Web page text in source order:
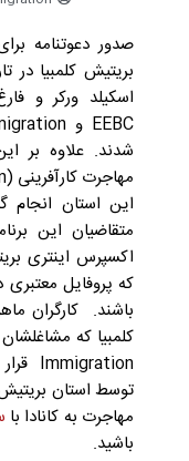
اسکیلد ورکر و
شدند. علاوه بر
این استان انجام
متقاضیان این برنامه
اکسپرس اینتری
که پروفایل
باشند. کارگران
توسط استان
مهاجرت به کانادا با
باشید.